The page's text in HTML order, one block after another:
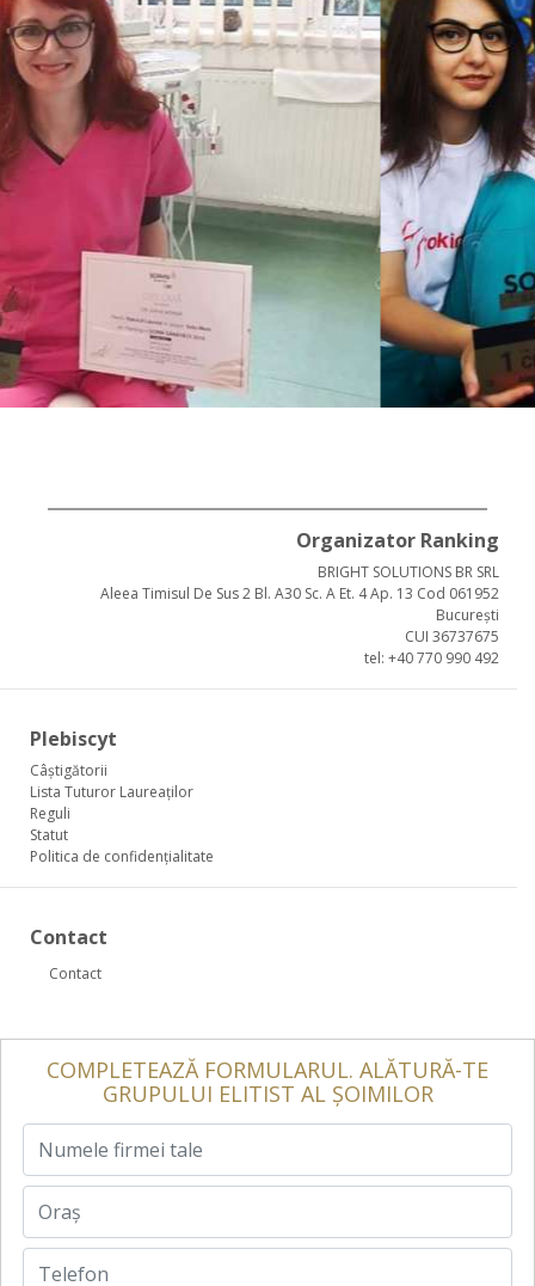
COMPLETEAZĂ FORMULARUL. ALĂTURĂ-TE
GRUPULUI ELITIST AL ȘOIMILOR
Organizator Ranking
BRIGHT SOLUTIONS BR SRL
Aleea Timisul De Sus 2 Bl. A30 Sc. A Et. 4 Ap. 13 Cod 061952
București
CUI 36737675
tel: +40 770 990 492
Plebiscyt
Câștigătorii
Lista Tuturor Laureaților
Reguli
Statut
Politica de confidențialitate
Contact
Contact